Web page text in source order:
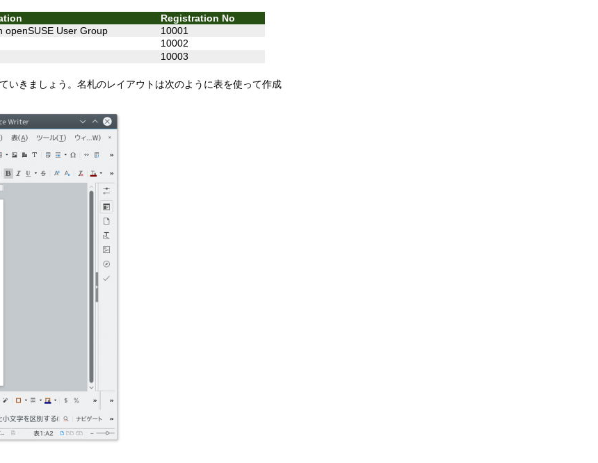
Registration No
openSUSE User Group
10001
10002
10003
いきましょう。名札のレイアウトは次のように表を使って作成